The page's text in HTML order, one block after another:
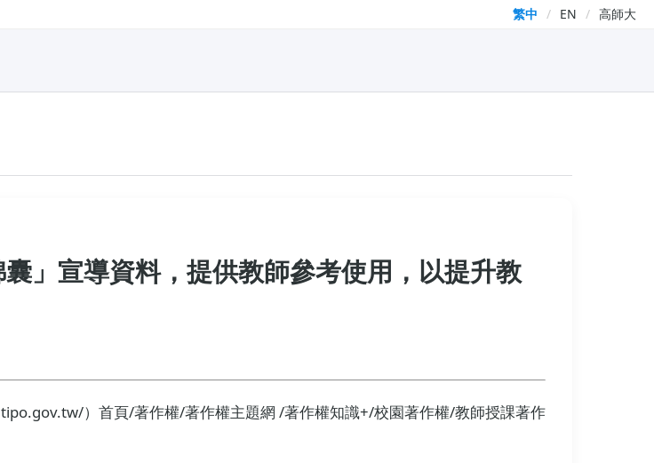
繁中 / EN / 高師大
」宣導資料，提供教師參考使用，以提升教
）首頁/著作權/著作權主題網 /著作權知識+/校園著作權/教師授課著作